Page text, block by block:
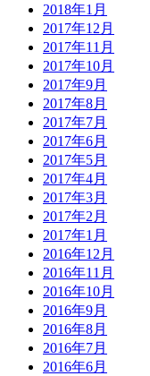
2018年1月
2017年12月
2017年11月
2017年10月
2017年9月
2017年8月
2017年7月
2017年6月
2017年5月
2017年4月
2017年3月
2017年2月
2017年1月
2016年12月
2016年11月
2016年10月
2016年9月
2016年8月
2016年7月
2016年6月